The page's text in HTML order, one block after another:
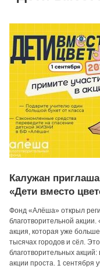
Калужан
«Дети вместо
Фонд «Алёша» открыл
благотворительной
акция, которая уже
тысячах городов и сёл.
благотворительных
акции проста. 1 сентября